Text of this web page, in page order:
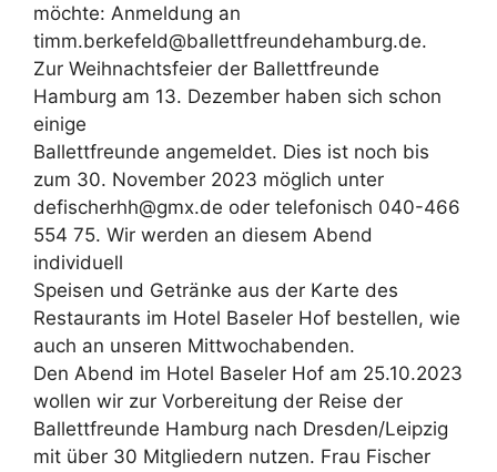
möchte: Anmeldung an
timm.berkefeld@ballettfreundehamburg.de.
Zur Weihnachtsfeier der Ballettfreunde
Hamburg am 13. Dezember haben sich schon
einige
Ballettfreunde angemeldet. Dies ist noch bis
zum 30. November 2023 möglich unter
defischerhh@gmx.de oder telefonisch 040-466
554 75. Wir werden an diesem Abend
individuell
Speisen und Getränke aus der Karte des
Restaurants im Hotel Baseler Hof bestellen, wie
auch an unseren Mittwochabenden.
Den Abend im Hotel Baseler Hof am 25.10.2023
wollen wir zur Vorbereitung der Reise der
Ballettfreunde Hamburg nach Dresden/Leipzig
mit über 30 Mitgliedern nutzen. Frau Fischer